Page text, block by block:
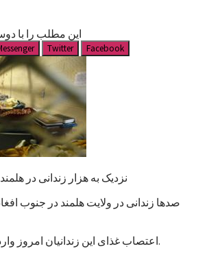
این مطلب را با
Twitter Facebook
نزدیک به هزار زندانی در
صدها زندانی در ولایت هلمند در جنوب
اعتصاب غذای این زندانیان امروز وارد چهارمین روزش شد.